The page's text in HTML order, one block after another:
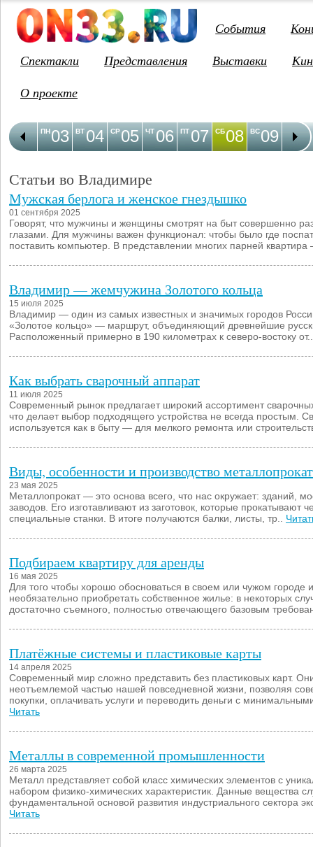
События
Спектакли
Представления Выставки
О проекте
03
ПН 04
ВТ 05
СР 06
ЧТ 07
ПТ 08
СБ 09
ВС 10
ПН
Статьи во Владимире
Мужская берлога и женское гнездышко
01 сентября 2025
Говорят, что мужчины и женщины смотрят на быт совершенно
глазами. Для мужчины важен функционал: чтобы было где
поставить компьютер. В представлении многих парней
Владимир — жемчужина Золотого кольца
15 июля 2025
Владимир — один из самых известных и значимых городов
«Золотое кольцо» — маршрут, объединяющий древнейшие
Расположенный примерно в 190 километрах к северо-востоку
Как выбрать сварочный аппарат
11 июля 2025
Современный рынок предлагает широкий ассортимент
что делает выбор подходящего устройства не всегда простым.
используется как в быту — для мелкого ремонта или
Виды, особенности и производство
23 мая 2025
Металлопрокат — это основа всего, что нас окружает: зданий,
заводов. Его изготавливают из заготовок, которые прокатывают
специальные станки. В итоге получаются балки, листы, тр..
Подбираем квартиру для аренды
16 мая 2025
Для того чтобы хорошо обосноваться в своем или чужом городе
необязательно приобретать собственное жилье: в некоторых
достаточно съемного, полностью отвечающего базовым
Платёжные системы и пластиковые карты
14 апреля 2025
Современный мир сложно представить без пластиковых карт.
неотъемлемой частью нашей повседневной жизни, позволяя
покупки, оплачивать услуги и переводить деньги с
Читать
Металлы в современной промышленности
26 марта 2025
Металл представляет собой класс химических элементов с
набором физико-химических характеристик. Данные вещества
фундаментальной основой развития индустриального сектора
Читать